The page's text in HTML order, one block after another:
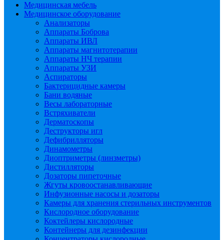
Медицинская мебель
Медицинское оборудование
Анализаторы
Аппараты Боброва
Аппараты ИВЛ
Аппараты магнитотерапии
Аппараты НЧ терапии
Аппараты УЗИ
Аспираторы
Бактерицидные камеры
Бани водяные
Весы лабораторные
Встряхиватели
Дерматоскопы
Деструкторы игл
Дефибрилляторы
Динамометры
Диоптриметры (линзметры)
Дистилляторы
Дозаторы пипеточные
Жгуты кровоостанавливающие
Инфузионные насосы и дозаторы
Камеры для хранения стерильных инструментов
Кислородное оборудование
Коктейлеры кислородные
Контейнеры для дезинфекции